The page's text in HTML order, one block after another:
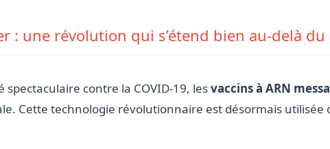
: une révolution qui s’étend bien au-delà du
contre la COVID-19, lesvaccins à ARN
Cette technologie révolutionnaire est désormais utilisée